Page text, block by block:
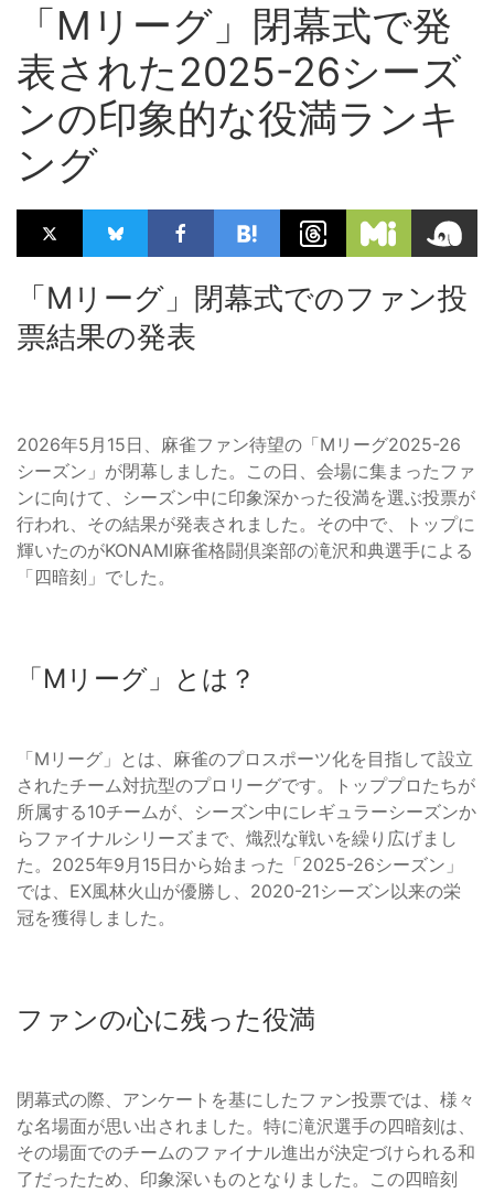
「Mリーグ」閉幕式で発
表された2025-26シーズ
ンの印象的な役満ランキ
ング
「Mリーグ」閉幕式でのファン投
票結果の発表
2026年5月15日、麻雀ファン待望の「Mリーグ2025-26
シーズン」が閉幕しました。この日、会場に集まったファ
ンに向けて、シーズン中に印象深かった役満を選ぶ投票が
行われ、その結果が発表されました。その中で、トップに
輝いたのがKONAMI麻雀格闘倶楽部の滝沢和典選手による
「四暗刻」でした。
「Mリーグ」とは？
「Mリーグ」とは、麻雀のプロスポーツ化を目指して設立
されたチーム対抗型のプロリーグです。トッププロたちが
所属する10チームが、シーズン中にレギュラーシーズンか
らファイナルシリーズまで、熾烈な戦いを繰り広げまし
た。2025年9月15日から始まった「2025-26シーズン」
では、EX風林火山が優勝し、2020-21シーズン以来の栄
冠を獲得しました。
ファンの心に残った役満
閉幕式の際、アンケートを基にしたファン投票では、様々
な名場面が思い出されました。特に滝沢選手の四暗刻は、
その場面でのチームのファイナル進出が決定づけられる和
了だったため、印象深いものとなりました。この四暗刻